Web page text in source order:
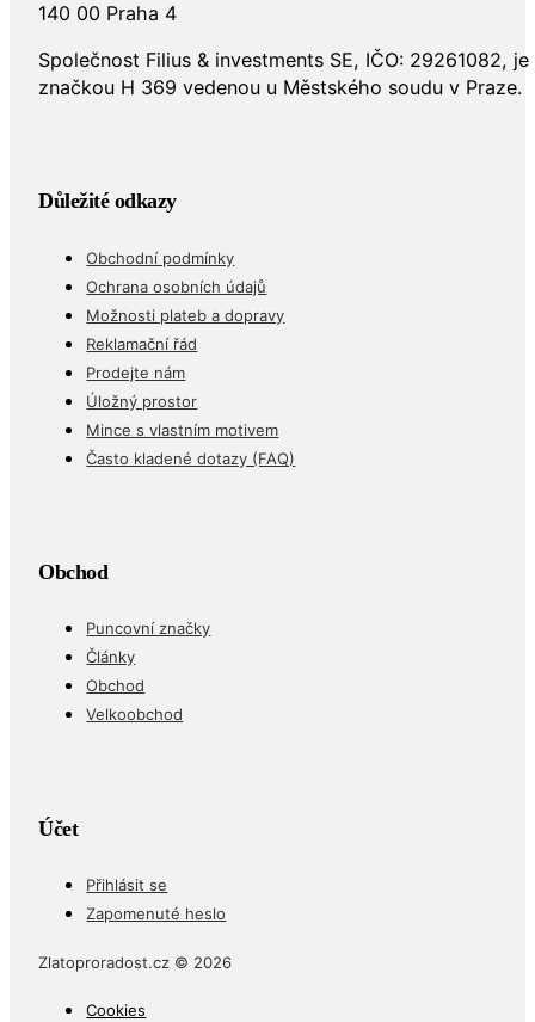
140 00 Praha 4
Společnost Filius & investments SE, IČO: 29261082,
značkou H 369 vedenou u Městského soudu v Praze.
Důležité odkazy
Obchodní podmínky
Ochrana osobních údajů
Možnosti plateb a dopravy
Reklamační řád
Prodejte nám
Úložný prostor
Mince s vlastním motivem
Často kladené dotazy (FAQ)
Obchod
Puncovní značky
Články
Obchod
Velkoobchod
Účet
Přihlásit se
Zapomenuté heslo
Zlatoproradost.cz © 2026
Cookies